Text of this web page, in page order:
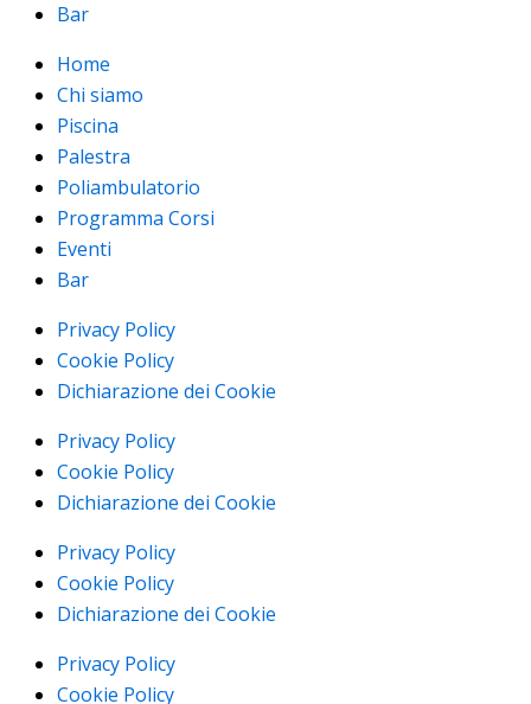
Bar
Home
Chi siamo
Piscina
Palestra
Poliambulatorio
Programma Corsi
Eventi
Bar
Privacy Policy
Cookie Policy
Dichiarazione dei Cookie
Privacy Policy
Cookie Policy
Dichiarazione dei Cookie
Privacy Policy
Cookie Policy
Dichiarazione dei Cookie
Privacy Policy
Cookie Policy